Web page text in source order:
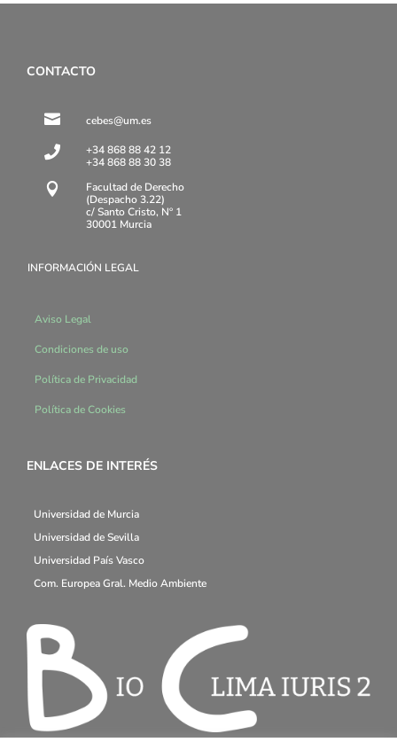
CONTACTO
 cebes@um.es

+34 868 88 42 12
+34 868 88 30 38

Facultad de Derecho
(Despacho 3.22)
c/ Santo Cristo, Nº 1
30001 Murcia
INFORMACIÓN LEGAL
Aviso Legal
Condiciones de uso
Política de Privacidad
Política de Cookies
ENLACES DE INTERÉS
Universidad de Murcia
Universidad de Sevilla
Universidad País Vasco
Com. Europea Gral. Medio Ambiente